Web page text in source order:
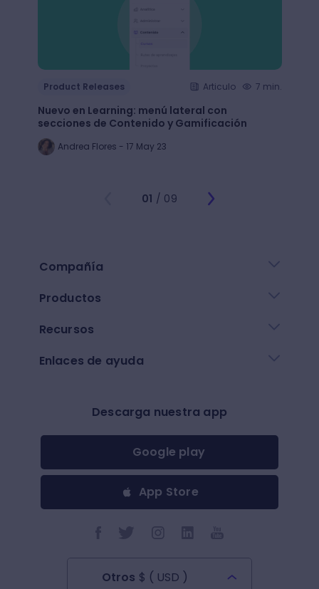
Product Releases Articulo 7 min.
Nuevo en Learning: menú lateral con
secciones de Contenido y Gamificación
Andrea Flores - 17 May 23
01 / 09
Compañía
Productos
Recursos
Enlaces de ayuda
Descarga nuestra app
Google play
App Store
Otros $ ( USD )